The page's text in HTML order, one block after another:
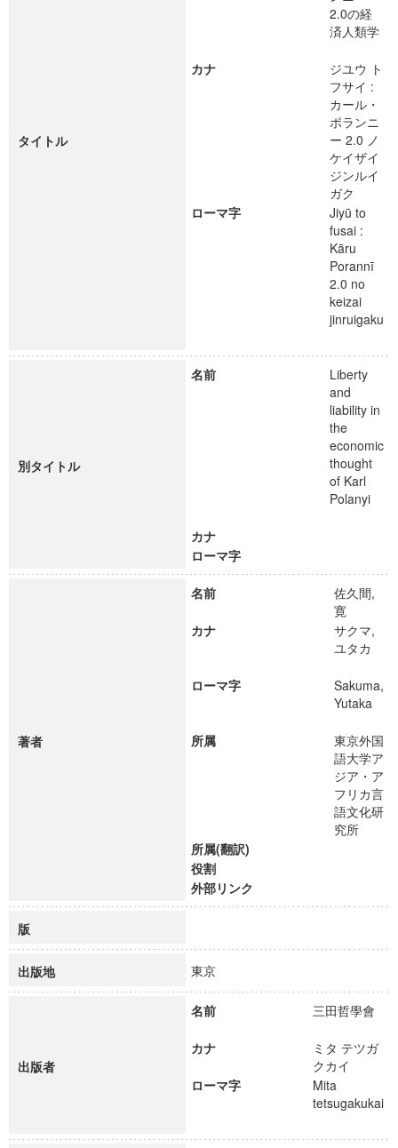
タイトル
2.0の経
済人類学
カナ
ジユウ ト
フサイ :
カール・
ポランニ
ー 2.0 ノ
ケイザイ
ジンルイ
ガク
ローマ字
Jiyū to
fusai :
Kāru
Porannī
2.0 no
keizai
jinruigaku
別タイトル
名前
Liberty
and
liability in
the
economic
thought
of Karl
Polanyi
カナ
ローマ字
著者
名前
佐久間,
寛
カナ
サクマ,
ユタカ
ローマ字
Sakuma,
Yutaka
所属
東京外国
語大学ア
ジア・ア
フリカ言
語文化研
究所
所属(翻訳)
役割
外部リンク
版
出版地 東京
出版者
名前 三田哲學會
カナ
ミタ テツガ
クカイ
ローマ字
Mita
tetsugakukai